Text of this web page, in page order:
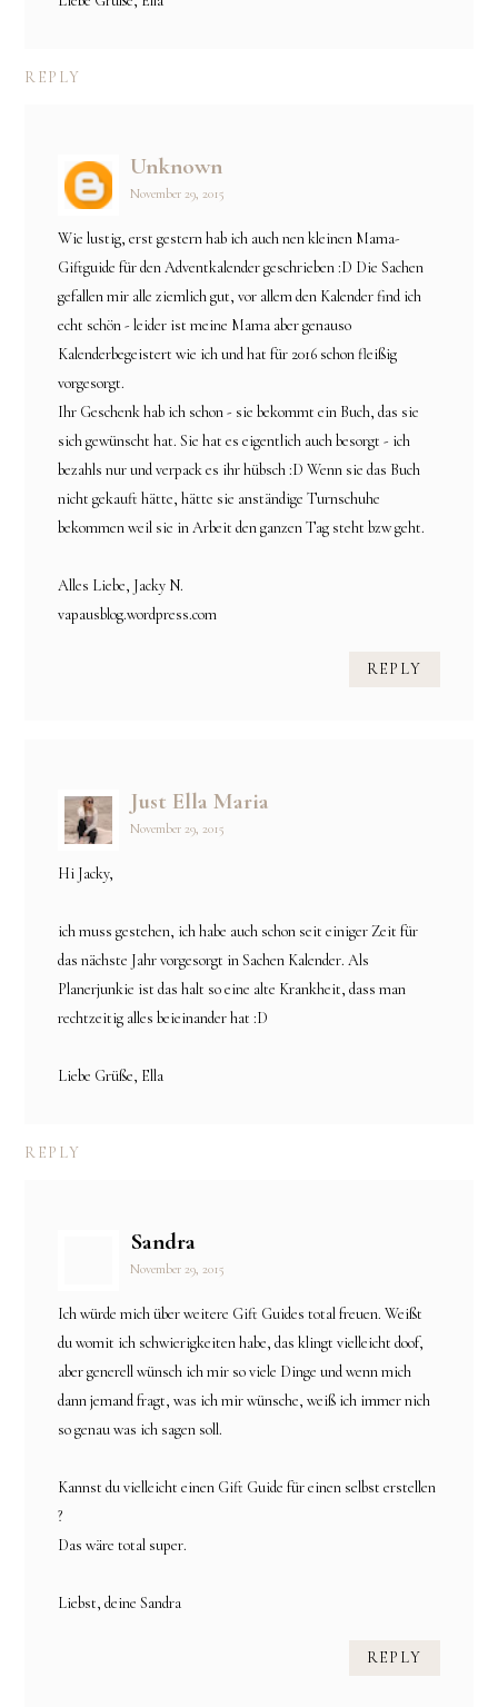
REPLY
Unknown
November 29, 2015
Wie lustig, erst gestern hab ich auch nen kleinen Mama-
Giftguide für den Adventkalender geschrieben :D Die Sachen
gefallen mir alle ziemlich gut, vor allem den Kalender find ich
echt schön - leider ist meine Mama aber genauso
Kalenderbegeistert wie ich und hat für 2016 schon fleißig
vorgesorgt.
Ihr Geschenk hab ich schon - sie bekommt ein Buch, das sie
sich gewünscht hat. Sie hat es eigentlich auch besorgt - ich
bezahls nur und verpack es ihr hübsch :D Wenn sie das Buch
nicht gekauft hätte, hätte sie anständige Turnschuhe
bekommen weil sie in Arbeit den ganzen Tag steht bzw geht.
Alles Liebe, Jacky N.
vapausblog.wordpress.com
REPLY
Just Ella Maria
November 29, 2015
Hi Jacky,
ich muss gestehen, ich habe auch schon seit einiger Zeit für
das nächste Jahr vorgesorgt in Sachen Kalender. Als
Planerjunkie ist das halt so eine alte Krankheit, dass man
rechtzeitig alles beieinander hat :D
Liebe Grüße, Ella
REPLY
Sandra
November 29, 2015
Ich würde mich über weitere Gift Guides total freuen. Weißt
du womit ich schwierigkeiten habe, das klingt vielleicht doof,
aber generell wünsch ich mir so viele Dinge und wenn mich
dann jemand fragt, was ich mir wünsche, weiß ich immer nich
so genau was ich sagen soll.
Kannst du vielleicht einen Gift Guide für einen selbst erstellen
?
Das wäre total super.
Liebst, deine Sandra
REPLY